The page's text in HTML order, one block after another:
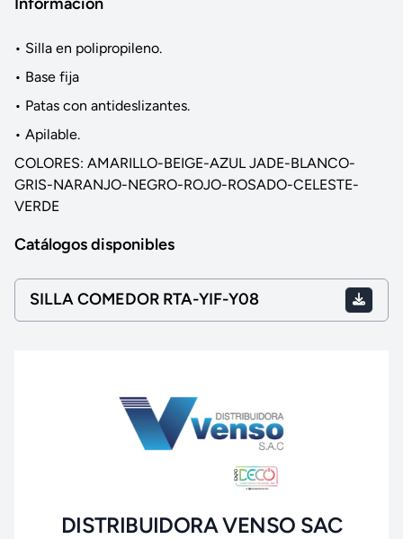
Información
• Silla en polipropileno.
• Base fija
• Patas con antideslizantes.
• Apilable.
COLORES: AMARILLO-BEIGE-AZUL JADE-BLANCO-
GRIS-NARANJO-NEGRO-ROJO-ROSADO-CELESTE-
VERDE
Catálogos disponibles
SILLA COMEDOR RTA-YIF-Y08
DISTRIBUIDORA VENSO SAC